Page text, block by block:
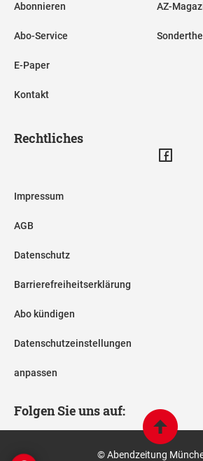
Abonnieren
Abo-Service
E-Paper
Kontakt
AZ-
Rechtliches
Impressum
AGB
Datenschutz
Barrierefreiheitserklärung
Abo kündigen
Datenschutzeinstellungen
anpassen
Folgen Sie uns auf:
© Abendzeitung